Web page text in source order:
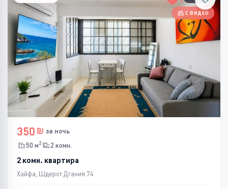
С ВИДЕО
350
за ночь
50 м2 2 комн.
2 комн. квартира
Хайфа, Шдерот Дгания 74